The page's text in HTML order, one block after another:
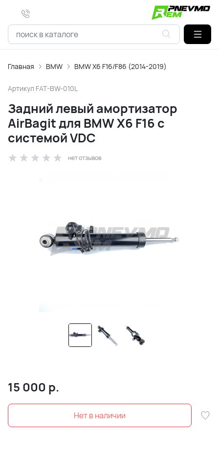
Главная BMW BMW X6 F16/F86 (2014-2019)
Артикул FAT-BW-010L
Задний левый амортизатор
AirBagit для BMW X6 F16 с
системой VDC
нет отзывов
15 000 р.